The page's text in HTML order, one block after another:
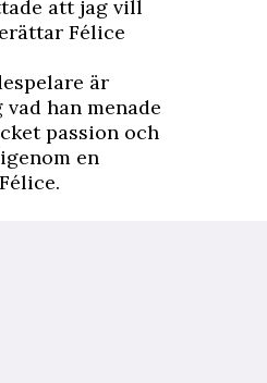
att jag vill
Félice
är
han menade
passion och
en